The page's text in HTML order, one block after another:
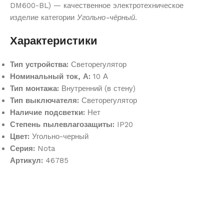
DM600-BL) — качественное электротехническое
изделие категории Угольно-чёрный.
Характеристики
Тип устройства: Светорегулятор
Номинальный ток, А: 10 А
Тип монтажа: Внутренний (в стену)
Тип выключателя: Светорегулятор
Наличие подсветки: Нет
Степень пылевлагозащиты: IP20
Цвет: Угольно-черный
Серия: Nota
Артикул: 46785